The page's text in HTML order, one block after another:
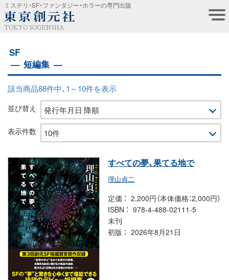
ミステリ・SF・ファンタジー・ホラーの専門出版
TOKYO SOGENSHA
SF
短編集
該当商品88件中、1～10件を表示
並び替え
表示件数
すべての夢、果てる地で
理山貞二
定価
2,200円（本体価格：2,000円）
ISBN
978-4-488-02111-5
未刊
初版
2026年8月21日